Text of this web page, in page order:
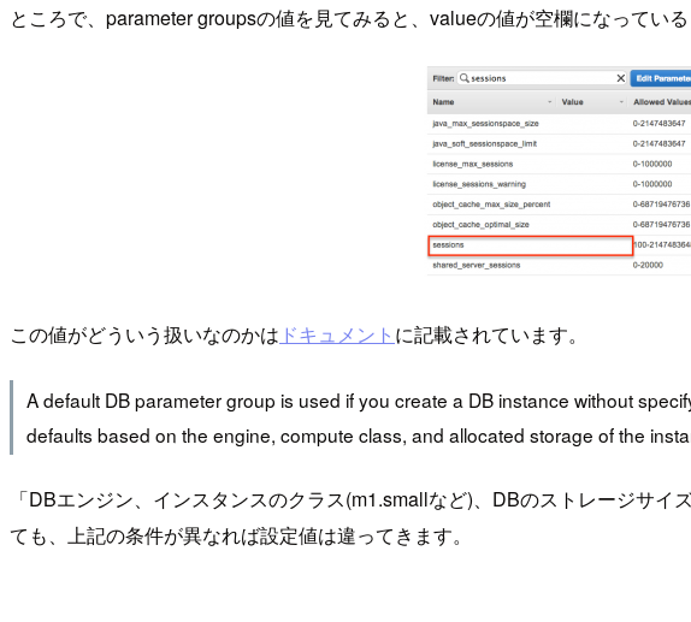
ところで、parameter groupsの値を見てみると、valueの値が空欄になってい
この値がどういう扱いなのかは ドキュメント に記載されています。
A default DB parameter group is used if you create a DB instance without
defaults based on the engine, compute class, and allocated storage of the
「DBエンジン、インスタンスのクラス(m1.smallなど)、DBのストレージサ
ても、上記の条件が異なれば設定値は違ってきます。